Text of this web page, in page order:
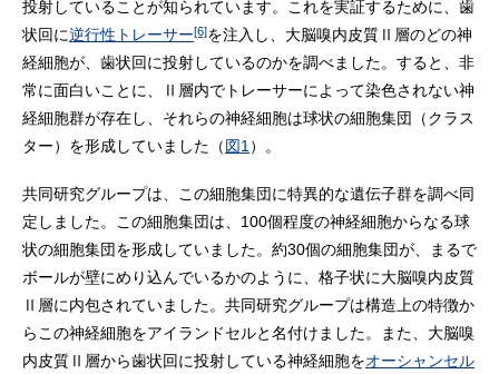
投射していることが知られています。これを実証するために、歯
状回に逆行性トレーサー[6]を注入し、大脳嗅内皮質Ⅱ層のどの神
経細胞が、歯状回に投射しているのかを調べました。すると、非
常に面白いことに、Ⅱ層内でトレーサーによって染色されない神
経細胞群が存在し、それらの神経細胞は球状の細胞集団（クラス
ター）を形成していました（図1 ）。
共同研究グループは、この細胞集団に特異的な遺伝子群を調べ同
定しました。この細胞集団は、100個程度の神経細胞からなる球
状の細胞集団を形成していました。約30個の細胞集団が、まるで
ボールが壁にめり込んでいるかのように、格子状に大脳嗅内皮質
Ⅱ層に内包されていました。共同研究グループは構造上の特徴か
らこの神経細胞をアイランドセルと名付けました。また、大脳嗅
内皮質Ⅱ層から歯状回に投射している神経細胞をオーシャンセル